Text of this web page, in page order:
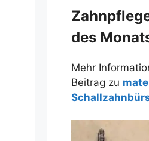
des
Mehr
Beitrag zu mate